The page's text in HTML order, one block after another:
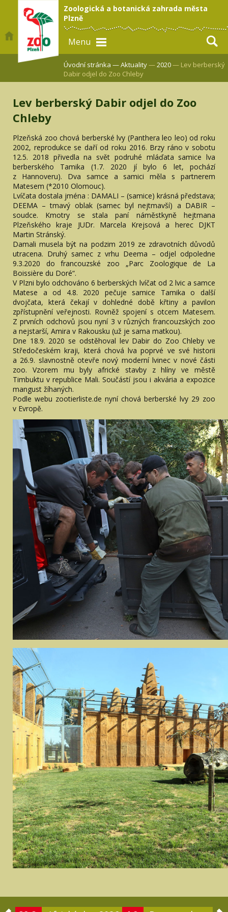
Zoologická a botanická zahrada města
Plzně
Menu
Úvodní stránka —Aktuality—2020— Lev berberský
Dabir odjel do Zoo Chleby
Lev berberský Dabir odjel do Zoo
Chleby
Plzeňská zoo chová berberské lvy (Panthera leo leo) od roku
2002, reprodukce se daří od roku 2016. Brzy ráno v sobotu
12.5. 2018 přivedla na svět podruhé mláďata samice lva
berberského Tamika (1.7. 2020 jí bylo 6 let, pochází
z Hannoveru). Dva samce a samici měla s partnerem
Matesem (*2010 Olomouc).
Lvíčata dostala jména : DAMALI – (samice) krásná představa;
DEEMA – tmavý oblak (samec byl nejtmavší) a DABIR –
soudce. Kmotry se stala paní náměstkyně hejtmana
Plzeňského kraje JUDr. Marcela Krejsová a herec DJKT
Martin Stránský.
Damali musela být na podzim 2019 ze zdravotních důvodů
utracena. Druhý samec z vrhu Deema – odjel odpoledne
9.3.2020 do francouzské zoo „Parc Zoologique de La
Boissière du Doré“.
V Plzni bylo odchováno 6 berberských lvíčat od 2 lvic a samce
Matese a od 4.8. 2020 pečuje samice Tamika o další
dvojčata, která čekají v dohledné době křtiny a pavilon
zpřístupnění veřejnosti. Rovněž spojení s otcem Matesem.
Z prvních odchovů jsou nyní 3 v různých francouzských zoo
a nejstarší, Amira v Rakousku (už je sama matkou).
Dne 18.9. 2020 se odstěhoval lev Dabir do Zoo Chleby ve
Středočeském kraji, která chová lva poprvé ve své historii
a 26.9. slavnostně otevře nový moderní lvinec v nové části
zoo. Vzorem mu byly africké stavby z hlíny ve městě
Timbuktu v republice Mali. Součástí jsou i akvária a expozice
mangust žíhaných.
Podle webu zootierliste.de nyní chová berberské lvy 29 zoo
v Evropě.